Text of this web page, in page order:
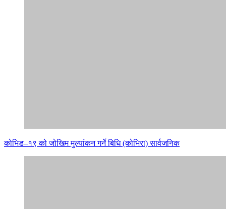
कोभिड–१९ को जोखिम मुल्यांकन गर्ने बिधि (कोभिरा) सार्वजनिक